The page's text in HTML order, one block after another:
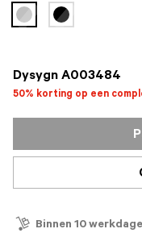
Dysygn A003484
50% korting op een
geselecteerd
Binnen 10